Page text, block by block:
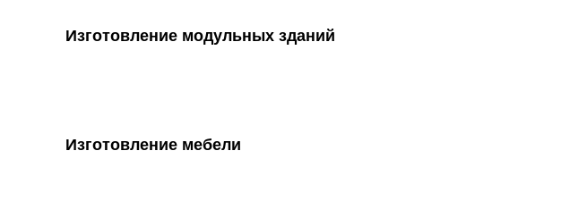
Изготовление модульных зданий
Изготовление мебели